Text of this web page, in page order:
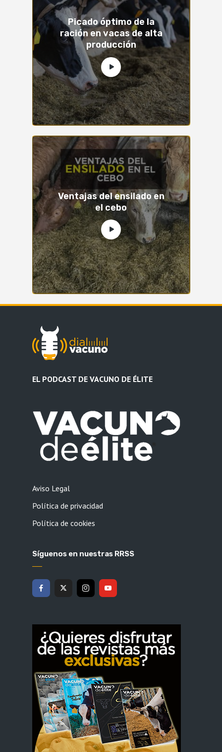
Picado óptimo de la
ración en vacas de alta
producción
Ventajas del ensilado en
el cebo
EL PODCAST DE VACUNO DE ÉLITE
Aviso Legal
Política de privacidad
Política de cookies
Síguenos en nuestras RRSS